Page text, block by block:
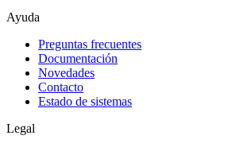
Ayuda
Preguntas frecuentes
Documentación
Novedades
Contacto
Estado de sistemas
Legal